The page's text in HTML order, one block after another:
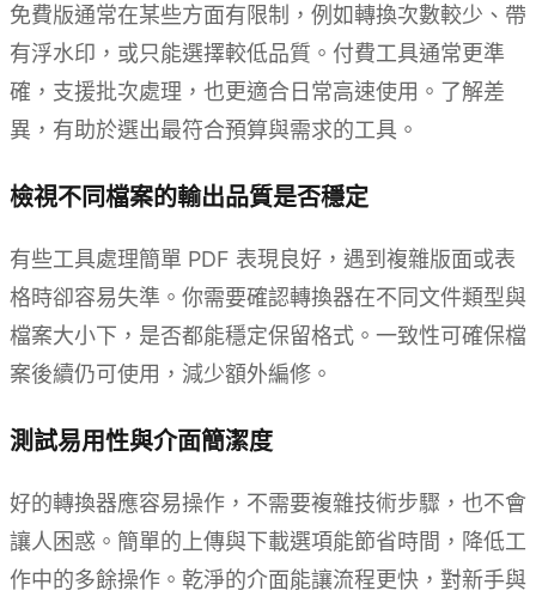
免費版通常在某些方面有限制，例如轉換次數較少、帶
有浮水印，或只能選擇較低品質。付費工具通常更準
確，支援批次處理，也更適合日常高速使用。了解差
異，有助於選出最符合預算與需求的工具。
檢視不同檔案的輸出品質是否穩定
有些工具處理簡單 PDF 表現良好，遇到複雜版面或表
格時卻容易失準。你需要確認轉換器在不同文件類型與
檔案大小下，是否都能穩定保留格式。一致性可確保檔
案後續仍可使用，減少額外編修。
測試易用性與介面簡潔度
好的轉換器應容易操作，不需要複雜技術步驟，也不會
讓人困惑。簡單的上傳與下載選項能節省時間，降低工
作中的多餘操作。乾淨的介面能讓流程更快，對新手與